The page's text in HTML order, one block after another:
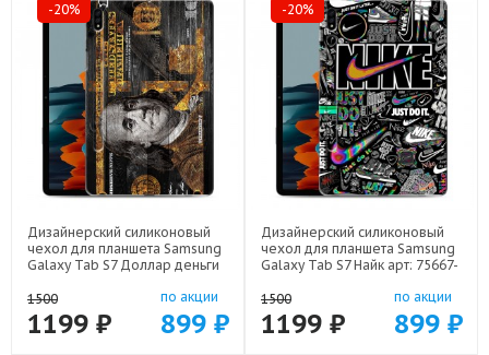
-20%
Дизайнерский силиконовый
чехол для планшета Samsung
Galaxy Tab S7 Доллар деньги
1500
1199 ₽
по акции
899 ₽
-20%
Дизайнерский силиконовый
чехол для планшета Samsung
Galaxy Tab S7 Найк арт: 75667-
1500
1199 ₽
по акции
899 ₽